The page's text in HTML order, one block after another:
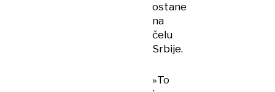
ostane
na
čelu
Srbije.
»To